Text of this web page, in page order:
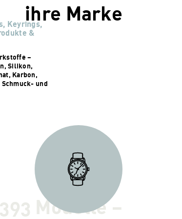
ihre Marke
Keyrings,
&
–
Silikon,
Karbon,
und
393 Modelle –